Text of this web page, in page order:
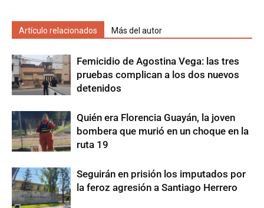
Artículo relacionados Más del autor
Femicidio de Agostina Vega: las tres
pruebas complican a los dos nuevos
detenidos
Quién era Florencia Guayán, la joven
bombera que murió en un choque en la
ruta 19
Seguirán en prisión los imputados por
la feroz agresión a Santiago Herrero